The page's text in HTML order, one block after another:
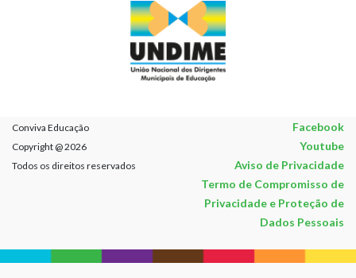
Conviva Educação Facebook
Copyright @ 2026 Youtube
Todos os direitos reservados
Aviso de Privacidade
Termo de Compromisso de
Privacidade e Proteção de
Dados Pessoais